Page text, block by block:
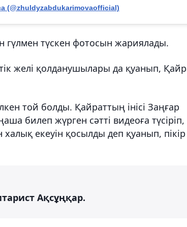
(@zhuldyzabdukarimovaofficial)
гүлмен түскен фотосын жариялады.
желі қолданушылары да қуанып,
той болды. Қайраттың інісі Заңғар
билеп жүрген сәтті видеоға түсіріп,
екеуін қосылды деп қуанып, пікір
Ақсұңқар.